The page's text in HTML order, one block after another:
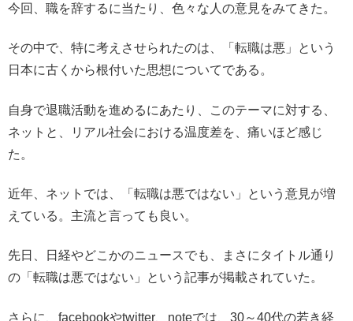
今回、職を辞するに当たり、色々な人の意見をみてきた。
その中で、特に考えさせられたのは、「転職は悪」という
日本に古くから根付いた思想についてである。
自身で退職活動を進めるにあたり、このテーマに対する、
ネットと、リアル社会における温度差を、痛いほど感じ
た。
近年、ネットでは、「転職は悪ではない」という意見が増
えている。主流と言っても良い。
先日、日経やどこかのニュースでも、まさにタイトル通り
の「転職は悪ではない」という記事が掲載されていた。
さらに、facebookやtwitter、noteでは、30～40代の若き経